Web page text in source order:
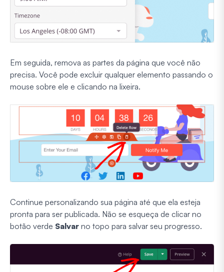
Em seguida, remova as partes da página que você não
precisa. Você pode excluir qualquer elemento passando o
mouse sobre ele e clicando na lixeira.
Continue personalizando sua página até que ela esteja
pronta para ser publicada. Não se esqueça de clicar no
botão verde Salvar no topo para salvar seu progresso.